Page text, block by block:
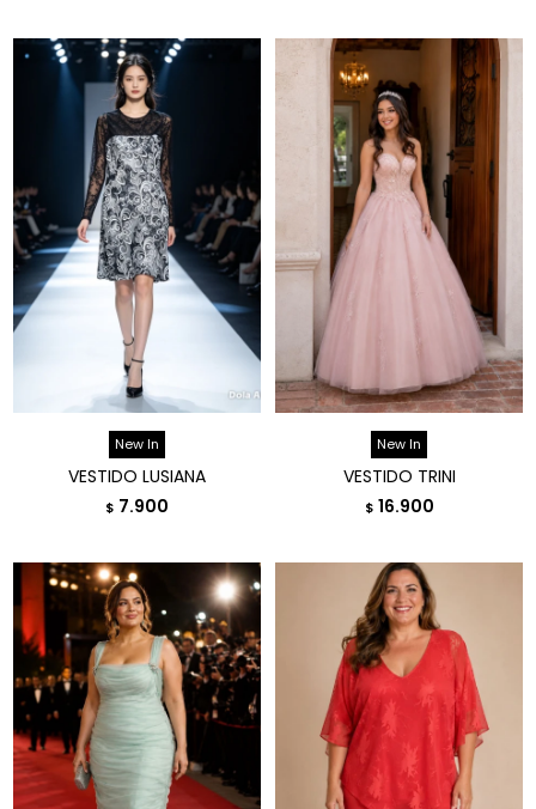
New In
VESTIDO LUSIANA
$ 7.900
New In
VESTIDO TRINI
$ 16.900